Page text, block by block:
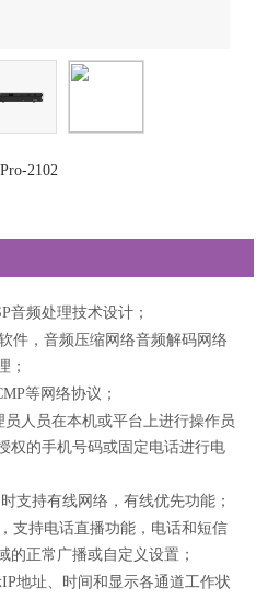
2102
音频处理技术设计；
件，音频压缩网络音频解码网络
；
等网络协议；
人员在本机或平台上进行操作员
权的手机号码或固定电话进行电
支持有线网络，有线优先功能；
支持电话直播功能，电话和短信
的正常广播或自定义设置；
地址、时间和显示各通道工作状